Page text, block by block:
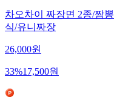
차오차이 짜장면 2종/짬
식/유니짜장
26,000원
33%17,500원